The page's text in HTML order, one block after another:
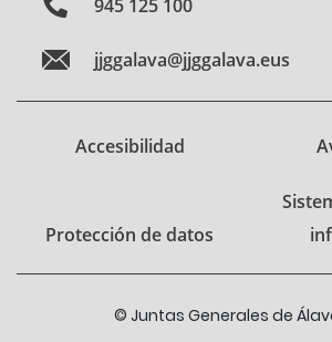
945 125 100
jjggalava@jjggalava.eus
Accesibilidad
Protección de datos
© Juntas Generales de